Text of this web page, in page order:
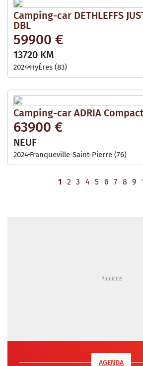
Camping-car DETHLEFFS
DBL
59900 €
13720 KM
2024 HyÈres (83)
Camping-car ADRIA
63900 €
NEUF
2024 Franqueville-Saint-Pierre (76)
1 2 3 4 5 6 7 8 9
AGENDA